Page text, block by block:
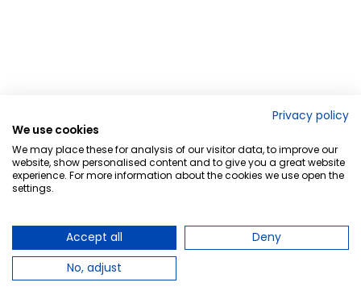
Privacy policy
We use cookies
We may place these for analysis of our visitor data, to improve our
website, show personalised content and to give you a great website
experience. For more information about the cookies we use open the
settings.
Accept all
Deny
No, adjust